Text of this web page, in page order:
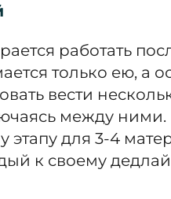
работать
только ею, а
вести
между
этапу для 3-4
к своему